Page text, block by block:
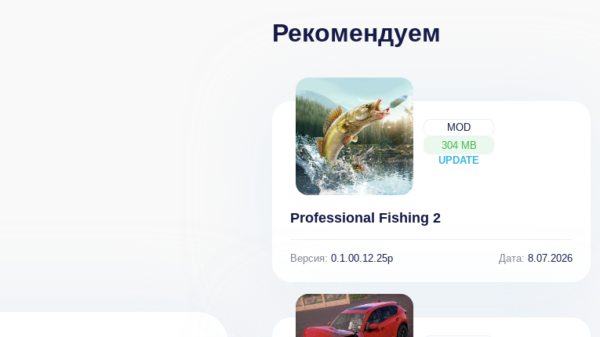
Рекомендуем
MOD
304 MB
UPDATE
NEW
Professional Fishing 2
Версия: 0.1.00.12.25p Дата: 8.07.2026